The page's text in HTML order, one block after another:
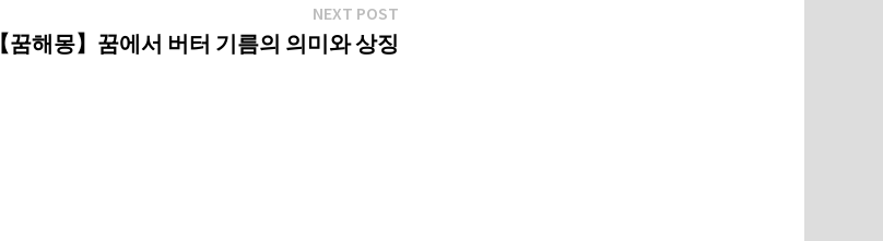
NEXT POSTNext
【꿈해몽】꿈에서 버터 기름의 의미와 상징